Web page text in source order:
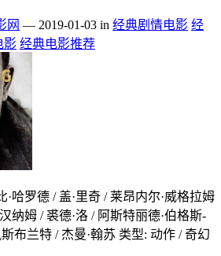
网 — 2019-01-03 in 经典剧情电影 经
影 经典电影推荐
·哈罗德 / 盖·里奇 / 莱昂内尔·威格拉姆
纳姆 / 裘德·洛 / 阿斯特丽德·伯格斯-
布兰特 / 杰曼·翰苏 类型: 动作 / 奇幻